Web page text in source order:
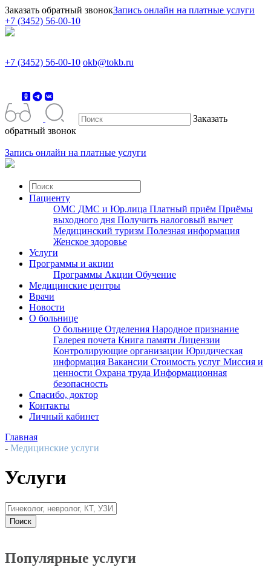
Заказать обратный звонокЗапись онлайн на платные услуги
+7 (3452) 56-00-10
+7 (3452) 56-00-10 okb@tokb.ru
Заказать
обратный звонок
Запись онлайн на платные услуги
Пациенту
ОМС ДМС и Юр.лица Платный приём Приёмы
выходного дня Получить налоговый вычет
Медицинский туризм Полезная информация
Женское здоровье
Услуги
Программы и акции
Программы Акции Обучение
Медицинские центры
Врачи
Новости
О больнице
О больнице Отделения Народное признание
Галерея почета Книга памяти Лицензии
Контролирующие организации Юридическая
информация Вакансии Стоимость услуг Миссия и
ценности Охрана труда Информационная
безопасность
Спасибо, доктор
Контакты
Личный кабинет
Главная
- Медицинские услуги
Услуги
Популярные услуги